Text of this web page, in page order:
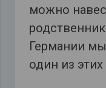
можно
Германии
один из